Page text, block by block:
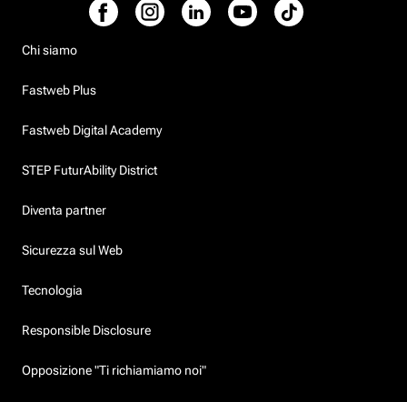
Chi siamo
Fastweb Plus
Fastweb Digital Academy
STEP FuturAbility District
Diventa partner
Sicurezza sul Web
Tecnologia
Responsible Disclosure
Opposizione "Ti richiamiamo noi"